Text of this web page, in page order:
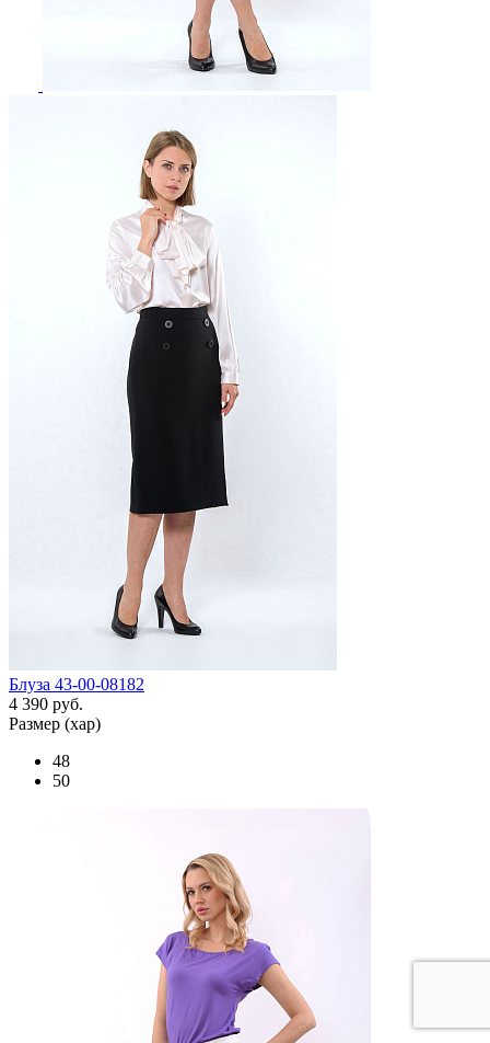
Блуза 43-00-08182
4 390 руб.
Размер (хар)
48
50